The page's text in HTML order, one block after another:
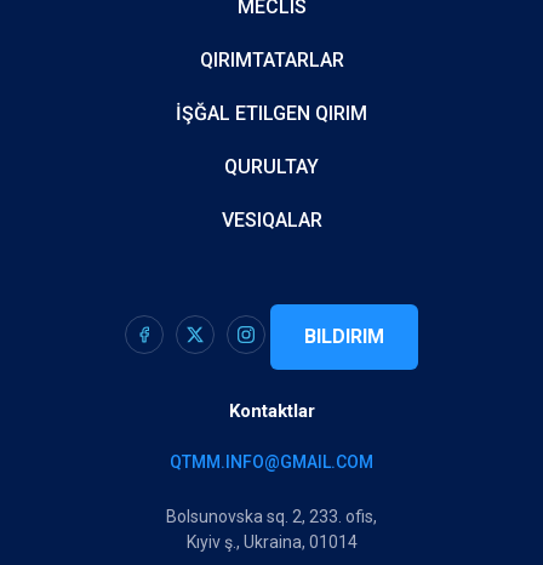
MECLIS
QIRIMTATARLAR
İŞĞAL ETILGEN QIRIM
QURULTAY
VESIQALAR
BILDIRIM
Kontaktlar
QTMM.INFO@GMAIL.COM
Bolsunovska sq. 2, 233. ofis,
Kıyiv ş., Ukraina, 01014